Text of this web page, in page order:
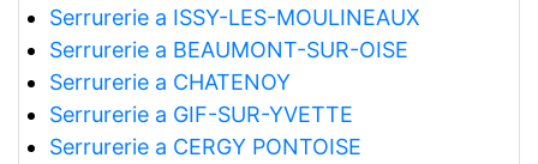
Serrurerie a ISSY-LES-MOULINEAUX
Serrurerie a BEAUMONT-SUR-OISE
Serrurerie a CHATENOY
Serrurerie a GIF-SUR-YVETTE
Serrurerie a CERGY PONTOISE